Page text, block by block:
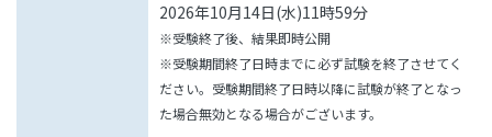
2026年10月14日(水)11時59分
※受験終了後、結果即時公開
※受験期間終了日時までに必ず試験を終了させてく
ださい。受験期間終了日時以降に試験が終了となっ
た場合無効となる場合がございます。